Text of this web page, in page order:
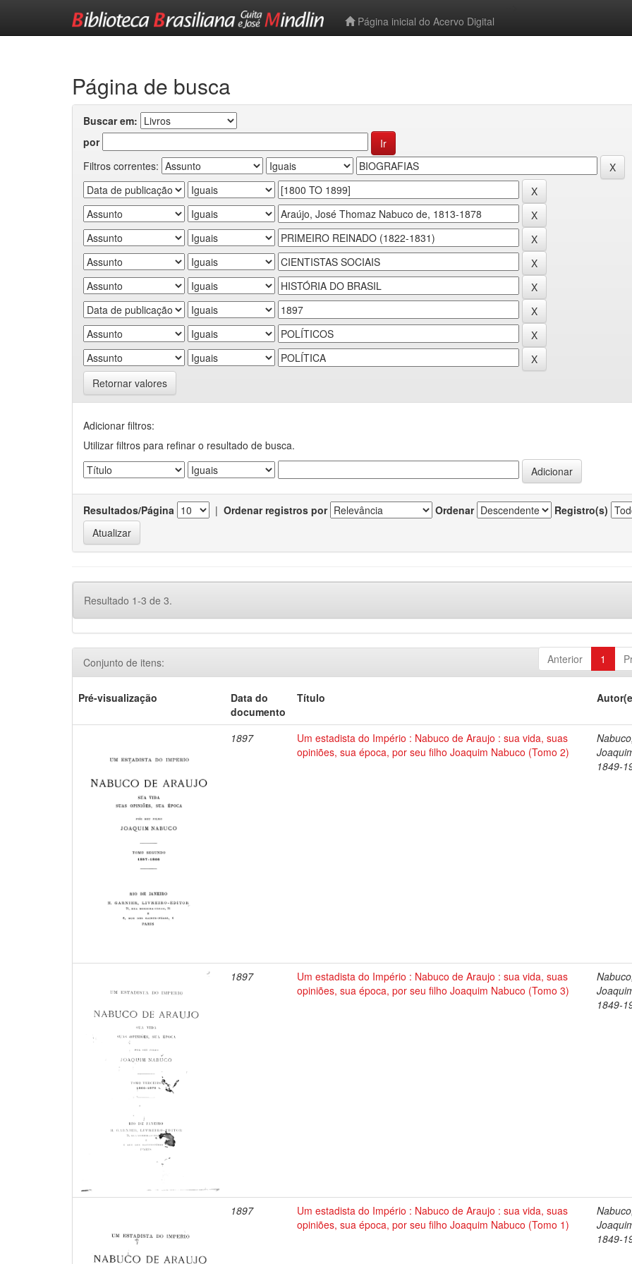
Página inicial do Acervo Digital
Página de busca
Buscar em:
por
Filtros correntes:
Retornar valores
Adicionar filtros:
Utilizar filtros para refinar o resultado de busca.
Resultados/Página | Ordenar registros por Ordenar Registro(s)
Resultado 1-3 de 3.
Anterior 1
Conjunto de itens:
Pré-visualização
Data do
documento
Título
1897
Um estadista do Império : Nabuco de Araujo : sua vida, suas
opiniões, sua época, por seu filho Joaquim Nabuco (Tomo 2)
Nabuco,
1849-
1897
Um estadista do Império : Nabuco de Araujo : sua vida, suas
opiniões, sua época, por seu filho Joaquim Nabuco (Tomo 3)
Nabuco,
1849-
1897
Um estadista do Império : Nabuco de Araujo : sua vida, suas
opiniões, sua época, por seu filho Joaquim Nabuco (Tomo 1)
Nabuco,
1849-